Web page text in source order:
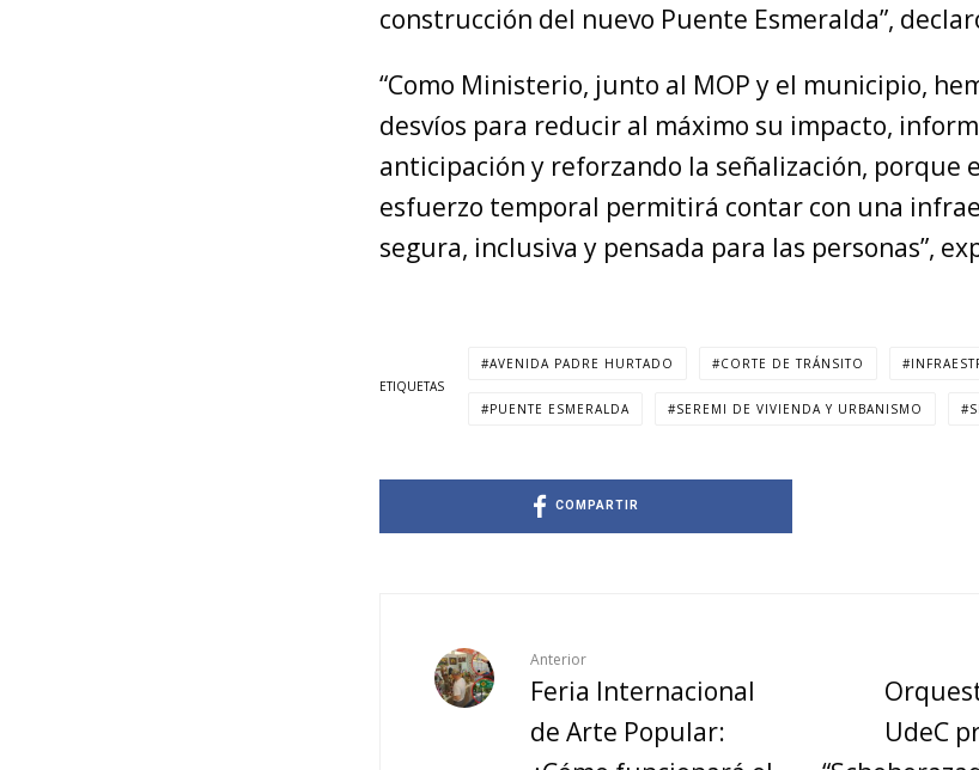
construcción del nuevo Puente Esmeralda”,
“Como Ministerio, junto al MOP y el municipio,
desvíos para reducir al máximo su impacto,
anticipación y reforzando la señalización, porque
esfuerzo temporal permitirá contar con una
segura, inclusiva y pensada para las personas”,
ETIQUETAS
AVENIDA PADRE HURTADO CORTE DE TRÁNSITO
PUENTE ESMERALDA SEREMI DE VIVIENDA Y URBANISMO
COMPARTIR
Anterior
Feria Internacional
de Arte Popular:
UdeC